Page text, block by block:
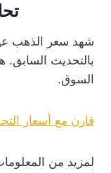
بالتحديث السابق.
السوق.
قارن مع أسعار
لمزيد من